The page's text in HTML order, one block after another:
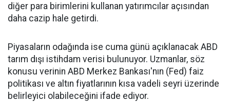
diğer para birimlerini kullanan yatırımcılar açısından
daha cazip hale getirdi.
Piyasaların odağında ise cuma günü açıklanacak ABD
tarım dışı istihdam verisi bulunuyor. Uzmanlar, söz
konusu verinin ABD Merkez Bankası'nın (Fed) faiz
politikası ve altın fiyatlarının kısa vadeli seyri üzerinde
belirleyici olabileceğini ifade ediyor.